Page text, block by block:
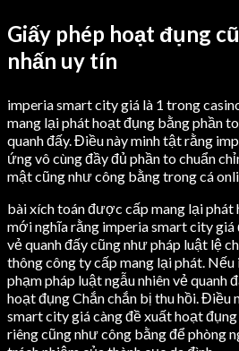
Giấy phép hoạt đụng
nhấn uy tín
imperia smart city giá là 1 trong
mang lại phát hoạt đụng bằng phần
quanh đấy. Điều này minh tật rằng
ứng vô cùng đầy đủ phần to chuẩn
mật cũng như công bằng trong cá
bài xích toán được cấp mang lại phát
mới nghĩa rằng imperia smart city
vẻ quanh đấy cũng như pháp luật lệ
thông công ty cấp mang lại phát.
phạm pháp luật ngẫu nhiên vẻ quanh
hoạt đụng Chắn chắn bị thu hồi. Điều
smart city giá càng đề xuất hoạt
riêng cũng như công bằng để phòng